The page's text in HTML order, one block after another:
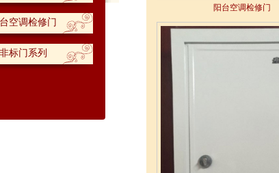
阳台空调检修门
空调检修门
非标门系列